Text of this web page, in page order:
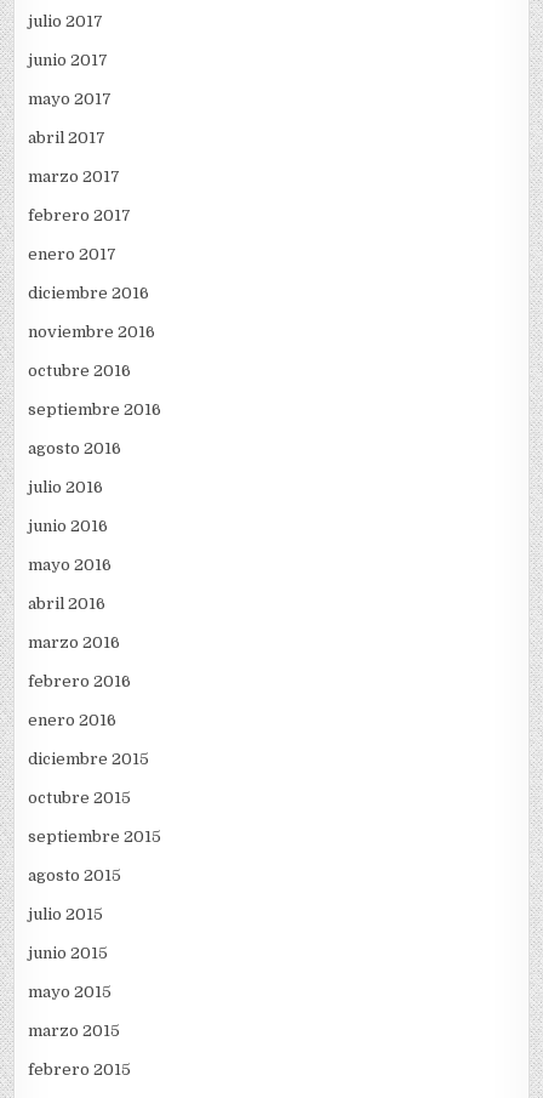
julio 2017
junio 2017
mayo 2017
abril 2017
marzo 2017
febrero 2017
enero 2017
diciembre 2016
noviembre 2016
octubre 2016
septiembre 2016
agosto 2016
julio 2016
junio 2016
mayo 2016
abril 2016
marzo 2016
febrero 2016
enero 2016
diciembre 2015
octubre 2015
septiembre 2015
agosto 2015
julio 2015
junio 2015
mayo 2015
marzo 2015
febrero 2015